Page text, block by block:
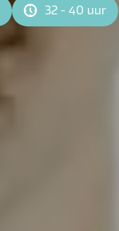
32 - 40 uur